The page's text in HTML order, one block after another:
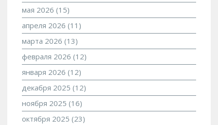
мая 2026 (15)
апреля 2026 (11)
марта 2026 (13)
февраля 2026 (12)
января 2026 (12)
декабря 2025 (12)
ноября 2025 (16)
октября 2025 (23)